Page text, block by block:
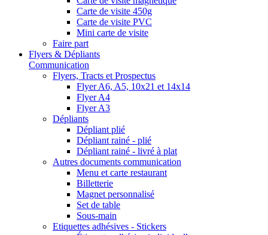
Carte de visite 450g
Carte de visite PVC
Mini carte de visite
Faire part
Flyers & Dépliants
Communication
Flyers, Tracts et Prospectus
Flyer A6, A5, 10x21 et 14x14
Flyer A4
Flyer A3
Dépliants
Dépliant plié
Dépliant rainé - plié
Dépliant rainé - livré à plat
Autres documents communication
Menu et carte restaurant
Billetterie
Magnet personnalisé
Set de table
Sous-main
Etiquettes adhésives - Stickers